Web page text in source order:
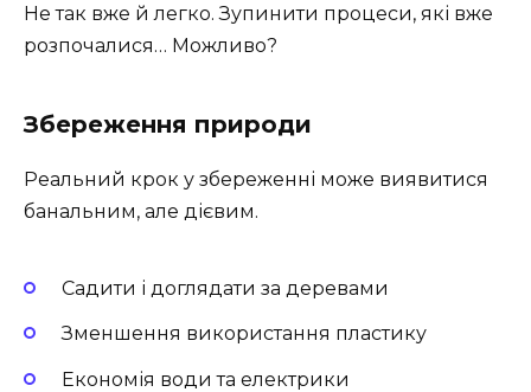
Не так вже й легко. Зупинити процеси, які вже
розпочалися… Можливо?
Збереження природи
Реальний крок у збереженні може виявитися
банальним, але дієвим.
Садити і доглядати за деревами
Зменшення використання пластику
Економія води та електрики